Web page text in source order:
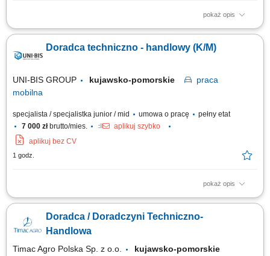
pokaż opis
Główny zakres obowiązków: przygotowanie kompleksowych ofert
bezpośrednia obsługa klientów w oddziale.
Doradca techniczno - handlowy (K/M)
UNI-BIS GROUP kujawsko-pomorskie
praca
mobilna
specjalista / specjalistka junior / mid umowa o pracę
pełny etat
7 000 złbrutto/mies.
aplikuj szybko
aplikuj bez CV
1 godz.
pokaż opis
Zakres obowiązków: aktywne pozyskiwanie nowych klientów (terenowe),
dobór rozwiązań. prezentowanie produktów i usług firmy oraz
kompleksowych rozwiązań dla klientów; utrzymywanie długofalowych
Doradca / Doradczyni Techniczno-
Handlowa
Timac Agro Polska Sp. z o.o.
kujawsko-pomorskie